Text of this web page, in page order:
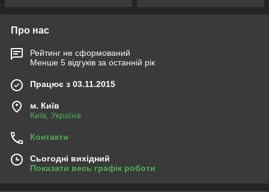
Про нас
Рейтинг не сформований
Менше 5 відгуків за останній рік
Працює з 03.11.2015
м. Київ
Київ, Україна
Контакти
Сьогодні вихідний
Показати весь графік роботи